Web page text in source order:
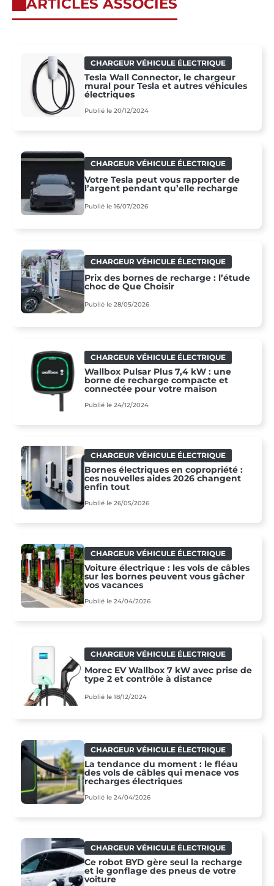
ARTICLES ASSOCIÉS
CHARGEUR VÉHICULE ÉLECTRIQUE
Tesla Wall Connector, le chargeur
mural pour Tesla et autres véhicules
électriques
Publié le 20/12/2024
CHARGEUR VÉHICULE ÉLECTRIQUE
Votre Tesla peut vous rapporter de
l’argent pendant qu’elle recharge
Publié le 16/07/2026
CHARGEUR VÉHICULE ÉLECTRIQUE
Prix des bornes de recharge : l’étude
choc de Que Choisir
Publié le 28/05/2026
CHARGEUR VÉHICULE ÉLECTRIQUE
Wallbox Pulsar Plus 7,4 kW : une
borne de recharge compacte et
connectée pour votre maison
Publié le 24/12/2024
CHARGEUR VÉHICULE ÉLECTRIQUE
Bornes électriques en copropriété :
ces nouvelles aides 2026 changent
enfin tout
Publié le 26/05/2026
CHARGEUR VÉHICULE ÉLECTRIQUE
Voiture électrique : les vols de câbles
sur les bornes peuvent vous gâcher
vos vacances
Publié le 24/04/2026
CHARGEUR VÉHICULE ÉLECTRIQUE
Morec EV Wallbox 7 kW avec prise de
type 2 et contrôle à distance
Publié le 18/12/2024
CHARGEUR VÉHICULE ÉLECTRIQUE
La tendance du moment : le fléau
des vols de câbles qui menace vos
recharges électriques
Publié le 24/04/2026
CHARGEUR VÉHICULE ÉLECTRIQUE
Ce robot BYD gère seul la recharge
et le gonflage des pneus de votre
voiture